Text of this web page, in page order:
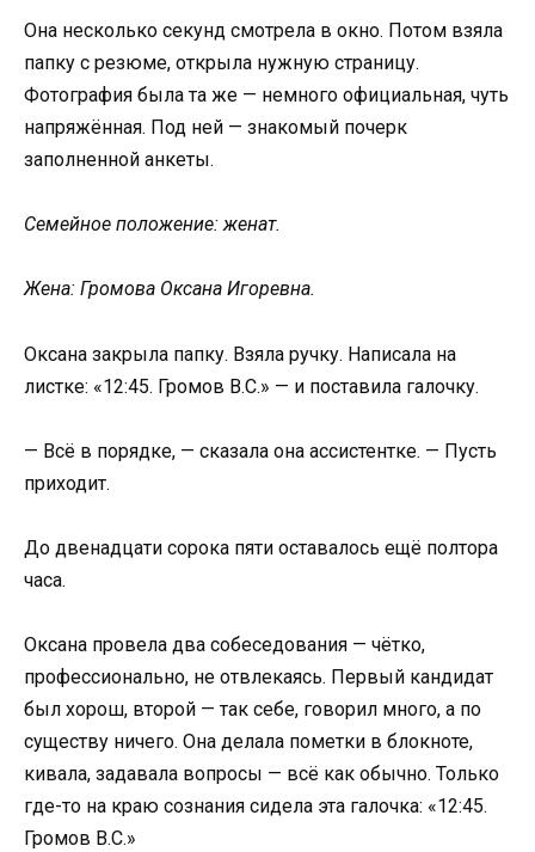
Она несколько секунд смотрела в окно. Потом взяла
папку с резюме, открыла нужную страницу.
Фотография была та же — немного официальная, чуть
напряжённая. Под ней — знакомый почерк
заполненной анкеты.
Семейное положение: женат.
Жена: Громова Оксана Игоревна.
Оксана закрыла папку. Взяла ручку. Написала на
листке: «12:45. Громов В.С.» — и поставила галочку.
— Всё в порядке, — сказала она ассистентке. — Пусть
приходит.
До двенадцати сорока пяти оставалось ещё полтора
часа.
Оксана провела два собеседования — чётко,
профессионально, не отвлекаясь. Первый кандидат
был хорош, второй — так себе, говорил много, а по
существу ничего. Она делала пометки в блокноте,
кивала, задавала вопросы — всё как обычно. Только
где-то на краю сознания сидела эта галочка: «12:45.
Громов В.С.»